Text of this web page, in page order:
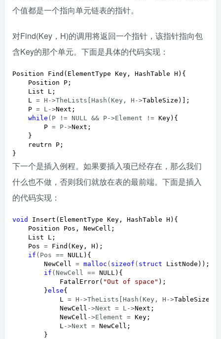
个值都是一个指向单元链表的指针。
对Find(Key，H)的调用将返回一个指针，该指针指向包
含Key的那个单元。下面是具体的代码实现：
Position Find(ElementType Key, HashTable H){
    Position P;
    List L;
    L
= H->TheLists[Hash(Key, H->TableSize)];
    P
= L->Next;
while (P != NULL && P->Element != Key){
        P
= P->Next;
    }
    reutrn P;
}
下一个是插入例程。如果要插入项已经存在，那么我们
什么也不做，否则我们就放在表的最前端。下面是插入
的代码实现：
void
Insert(ElementType Key, HashTable H){
    Position Pos, NewCell;
    List L;
    Pos
= Find(Key, H);
if (Pos == NULL){
        NewCell
= malloc ( sizeof ( struct ListNode));
if (NewCell == NULL){
            FatalError(
"Out of space " );
        }
else{
            L
= H->TheLists[Hash(Key, H->TableSize)];
            NewCell
->Next = L->Next;
            NewCell
->Element = Key;
            L
->Next = NewCell;
        }